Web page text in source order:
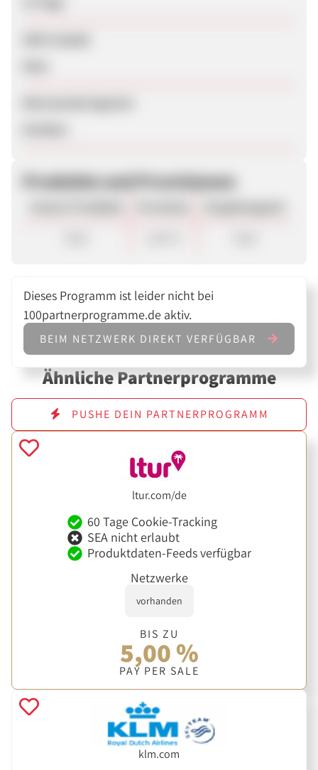
Produkte und Provisionen
Dieses Programm ist leider nicht bei
100partnerprogramme.de aktiv.
BEIM NETZWERK DIREKT VERFÜGBAR
Ähnliche Partnerprogramme
PUSHE DEIN PARTNERPROGRAMM
ltur.com/de
60 Tage Cookie-Tracking
SEA nicht erlaubt
Produktdaten-Feeds verfügbar
Netzwerke
vorhanden
BIS ZU
5,00 %
PAY PER SALE
klm.com